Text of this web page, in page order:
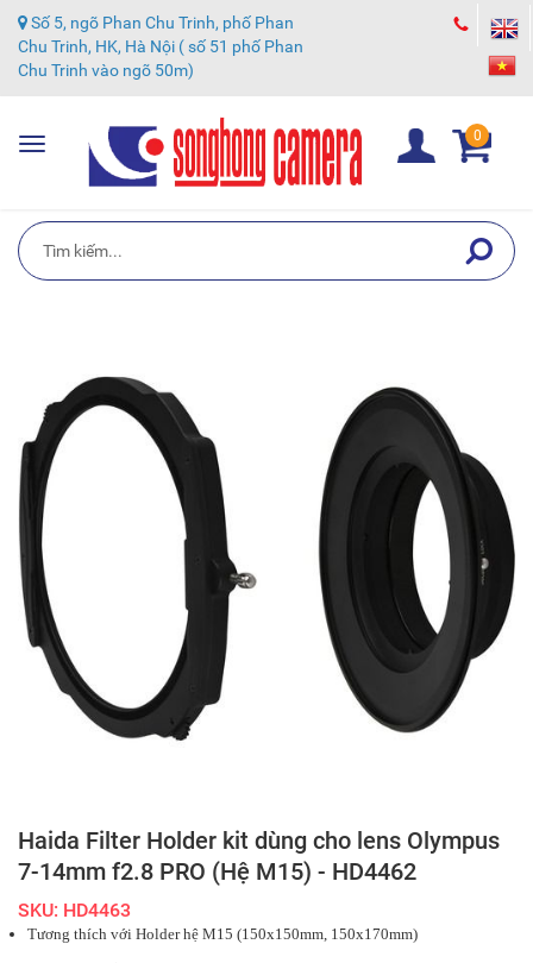
Số 5, ngõ Phan Chu Trinh, phố Phan
Chu Trinh, HK, Hà Nội ( số 51 phố Phan
Chu Trinh vào ngõ 50m)
Toggle
navigation
0
Haida Filter Holder kit dùng cho lens Olympus
7-14mm f2.8 PRO (Hệ M15) - HD4462
SKU: HD4463
Tương thích với Holder hệ M15 (150x150mm, 150x170mm)